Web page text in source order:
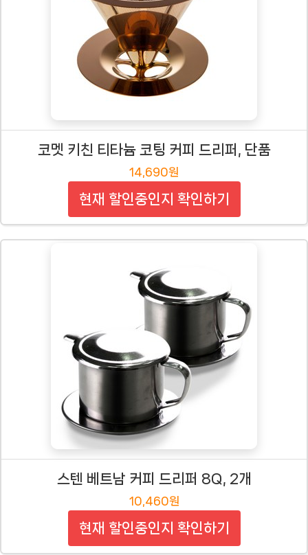
코멧 키친 티타늄 코팅 커피 드리퍼, 단품
14,690원
현재 할인중인지 확인하기
스텐 베트남 커피 드리퍼 8Q, 2개
10,460원
현재 할인중인지 확인하기